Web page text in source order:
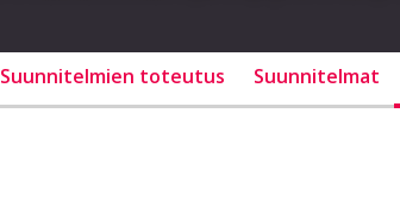
Suunnitelmien toteutus Suunnitelmat